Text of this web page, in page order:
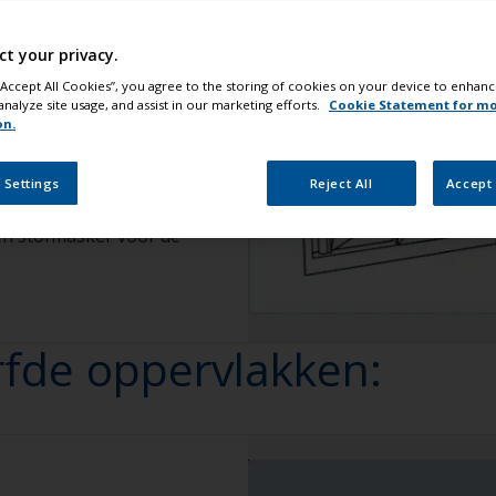
gaat werken goed
werkzaamheden.
Wij adviseren
een overall
stofmasker voor de
oppervlakken:
your privacy.
All Cookies”, you agree to the storing of cookies on your device to
site usage, and assist in our marketing efforts.
Cookie Statement for
Settings Reject All Accept